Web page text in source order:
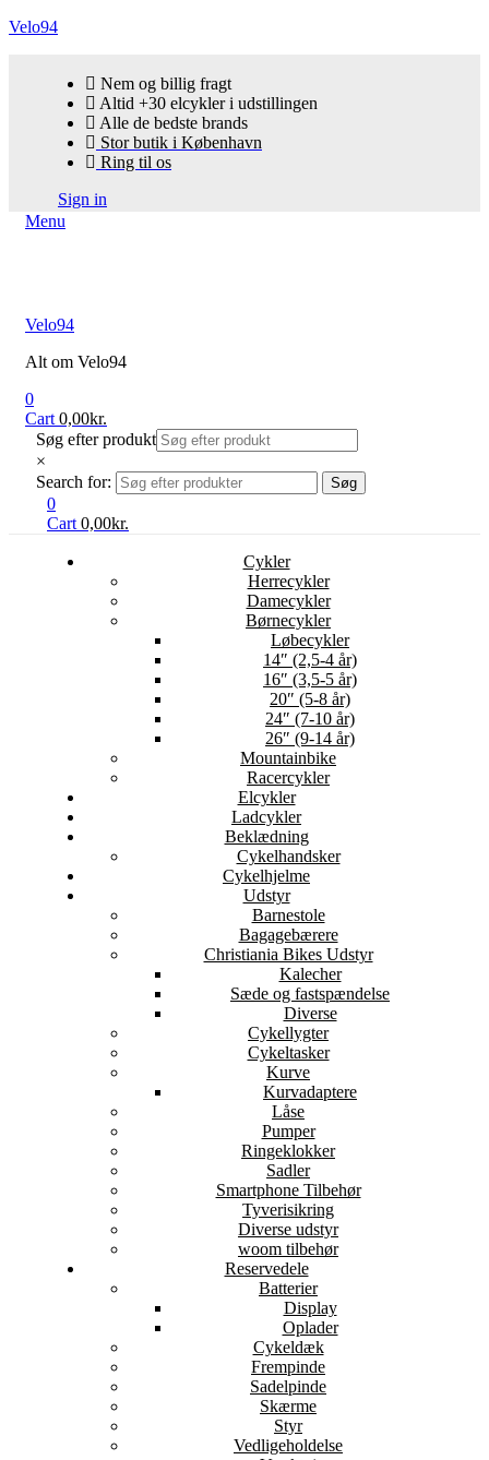
Velo94
Nem og billig fragt
Altid +30 elcykler i udstillingen
Alle de bedste brands
Stor butik i København
Ring til os
Sign in
Menu
Velo94
Alt om Velo94
0
Cart 0,00kr.
Søg efter produkt
×
Search for:
Søg
0
Cart 0,00kr.
Cykler
Herrecykler
Damecykler
Børnecykler
Løbecykler
14″ (2,5-4 år)
16″ (3,5-5 år)
20″ (5-8 år)
24″ (7-10 år)
26″ (9-14 år)
Mountainbike
Racercykler
Elcykler
Ladcykler
Beklædning
Cykelhandsker
Cykelhjelme
Udstyr
Barnestole
Bagagebærere
Christiania Bikes Udstyr
Kalecher
Sæde og fastspændelse
Diverse
Cykellygter
Cykeltasker
Kurve
Kurvadaptere
Låse
Pumper
Ringeklokker
Sadler
Smartphone Tilbehør
Tyverisikring
Diverse udstyr
woom tilbehør
Reservedele
Batterier
Display
Oplader
Cykeldæk
Frempinde
Sadelpinde
Skærme
Styr
Vedligeholdelse